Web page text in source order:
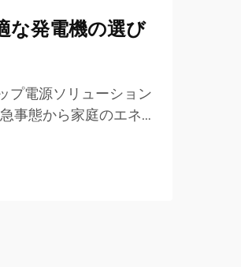
な発電機の選び
プ電源ソリューション
事態から家庭のエネル
。自然災害が頻発する